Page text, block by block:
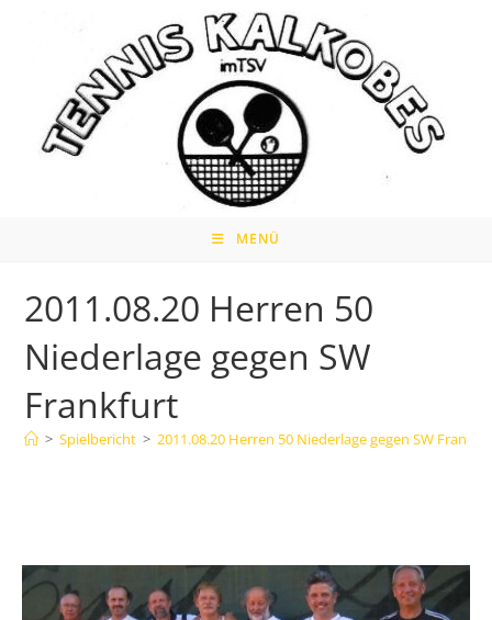
MENÜ
2011.08.20 Herren 50
Niederlage gegen SW
Frankfurt
> Spielbericht > 2011.08.20 Herren 50 Niederlage gegen SW